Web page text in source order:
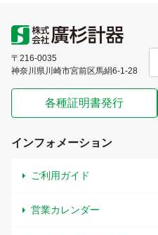
〒216-0035
神奈川県川崎市宮前区馬絹6-1-28
各種証明書発行
インフォメーション
ご利用ガイド
営業カレンダー